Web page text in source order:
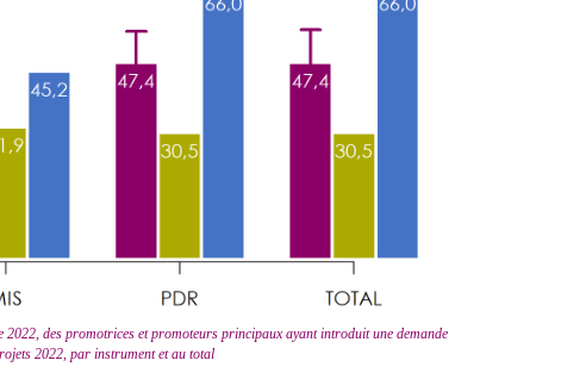
des promotrices et promoteurs principaux ayant introduit une demande
2022, par instrument et au total